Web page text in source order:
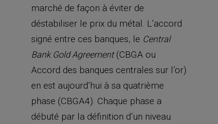
marché de façon à éviter de
déstabiliser le prix du métal. L’accord
signé entre ces banques, le Central
Bank Gold Agreement(CBGA ou
Accord des banques centrales sur l’or)
en est aujourd’hui à sa quatrième
phase (CBGA4). Chaque phase a
débuté par la définition d’un niveau